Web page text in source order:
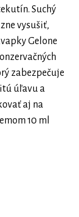
Suchý
vysušiť,
Gelone
zabezpečuje
úľavu a
aj na
10 ml